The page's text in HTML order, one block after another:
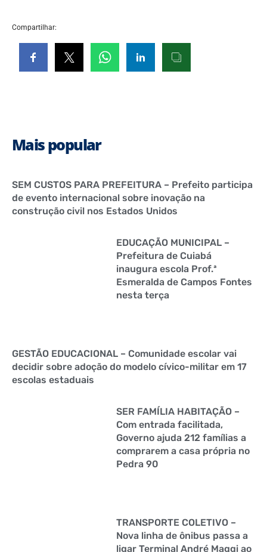
Compartilhar:
Mais popular
SEM CUSTOS PARA PREFEITURA – Prefeito participa
de evento internacional sobre inovação na
construção civil nos Estados Unidos
EDUCAÇÃO MUNICIPAL –
Prefeitura de Cuiabá
inaugura escola Prof.ª
Esmeralda de Campos Fontes
nesta terça
GESTÃO EDUCACIONAL – Comunidade escolar vai
decidir sobre adoção do modelo cívico-militar em 17
escolas estaduais
SER FAMÍLIA HABITAÇÃO –
Com entrada facilitada,
Governo ajuda 212 famílias a
comprarem a casa própria no
Pedra 90
TRANSPORTE COLETIVO –
Nova linha de ônibus passa a
ligar Terminal André Maggi ao